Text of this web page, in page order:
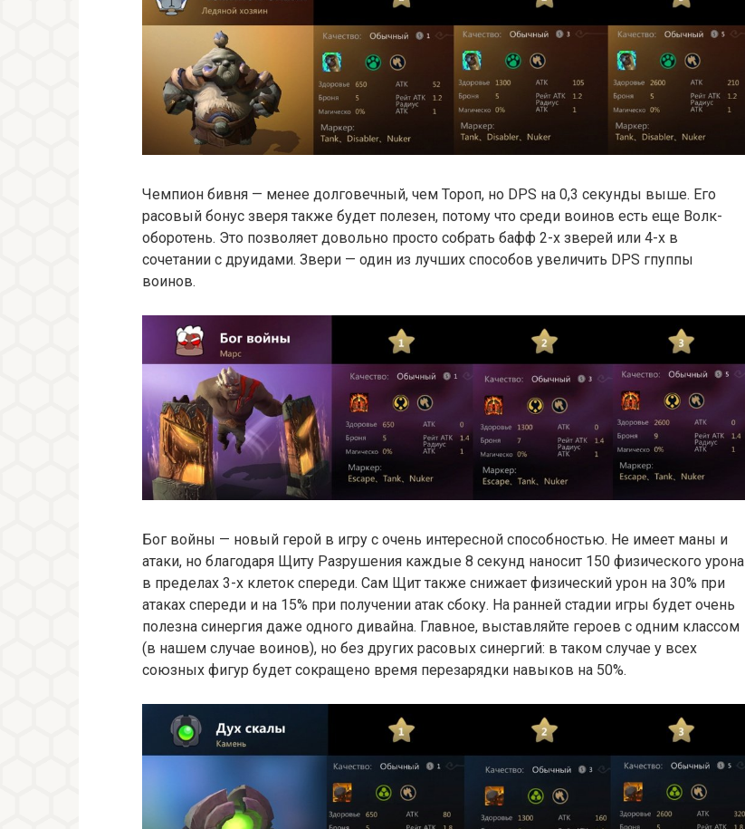
Чемпион бивня — менее долговечный, чем Тороп, но DPS на 0,3 секунды выше. Его
расовый бонус зверя также будет полезен, потому что среди воинов есть еще Волк-
оборотень. Это позволяет довольно просто собрать бафф 2-х зверей или 4-х в
сочетании с друидами. Звери — один из лучших способов увеличить DPS гпуппы
воинов.
Бог войны — новый герой в игру с очень интересной способностью. Не имеет маны и
атаки, но благодаря Щиту Разрушения каждые 8 секунд наносит 150 физического урона
в пределах 3-х клеток спереди. Сам Щит также снижает физический урон на 30% при
атаках спереди и на 15% при получении атак сбоку. На ранней стадии игры будет очень
полезна синергия даже одного дивайна. Главное, выставляйте героев с одним классом
(в нашем случае воинов), но без других расовых синергий: в таком случае у всех
союзных фигур будет сокращено время перезарядки навыков на 50%.